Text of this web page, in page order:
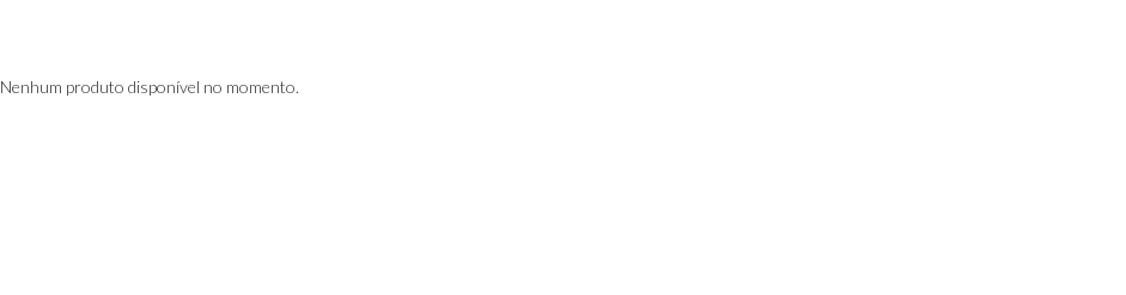
Nenhum produto disponível no momento.